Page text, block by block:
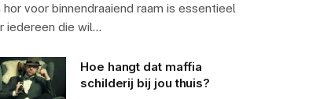
hor voor binnendraaiend raam is essentieel
iedereen die wil…
Hoe hangt dat maffia
schilderij bij jou thuis?